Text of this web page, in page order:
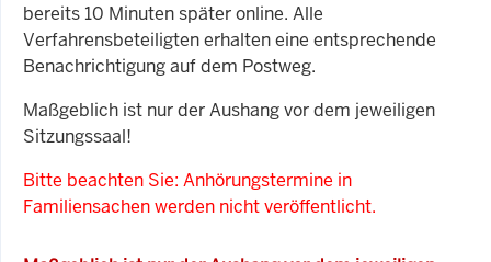
bereits 10 Minuten später online. Alle
Verfahrensbeteiligten erhalten eine entsprechende
Benachrichtigung auf dem Postweg.
Maßgeblich ist nur der Aushang vor dem jeweiligen
Sitzungssaal!
Bitte beachten Sie: Anhörungstermine in
Familiensachen werden nicht veröffentlicht.